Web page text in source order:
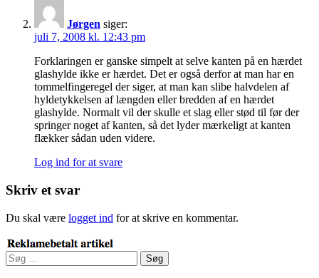
Jørgen siger:
juli 7, 2008 kl. 12:43 pm
Forklaringen er ganske simpelt at selve kanten på en hærdet
glashylde ikke er hærdet. Det er også derfor at man har en
tommelfingeregel der siger, at man kan slibe halvdelen af
hyldetykkelsen af længden eller bredden af en hærdet
glashylde. Normalt vil der skulle et slag eller stød til før der
springer noget af kanten, så det lyder mærkeligt at kanten
flækker sådan uden videre.
Log ind for at svare
Skriv et svar
Du skal være logget ind for at skrive en kommentar.
Søg
efter: